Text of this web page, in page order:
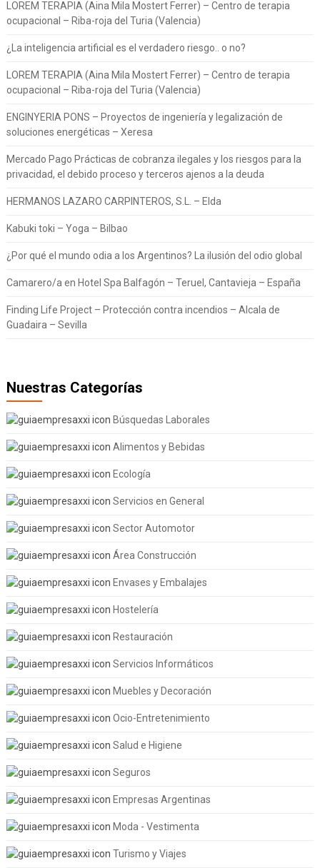
LOREM TERAPIA (Aina Mila Mostert Ferrer) – Centro de terapia
ocupacional – Riba-roja del Turia (Valencia)
¿La inteligencia artificial es el verdadero riesgo.. o no?
LOREM TERAPIA (Aina Mila Mostert Ferrer) – Centro de terapia
ocupacional – Riba-roja del Turia (Valencia)
ENGINYERIA PONS – Proyectos de ingeniería y legalización de
soluciones energéticas – Xeresa
Mercado Pago Prácticas de cobranza ilegales y los riesgos para la
privacidad, el debido proceso y terceros ajenos a la deuda
HERMANOS LAZARO CARPINTEROS, S.L. – Elda
Kabuki toki – Yoga – Bilbao
¿Por qué el mundo odia a los Argentinos? La ilusión del odio global
Camarero/a en Hotel Spa Balfagón – Teruel, Cantavieja – España
Finding Life Project – Protección contra incendios – Alcala de
Guadaira – Sevilla
Nuestras Categorías
Búsquedas Laborales
Alimentos y Bebidas
Ecología
Servicios en General
Sector Automotor
Área Construcción
Envases y Embalajes
Hostelería
Restauración
Servicios Informáticos
Muebles y Decoración
Ocio-Entretenimiento
Salud e Higiene
Seguros
Empresas Argentinas
Moda - Vestimenta
Turismo y Viajes